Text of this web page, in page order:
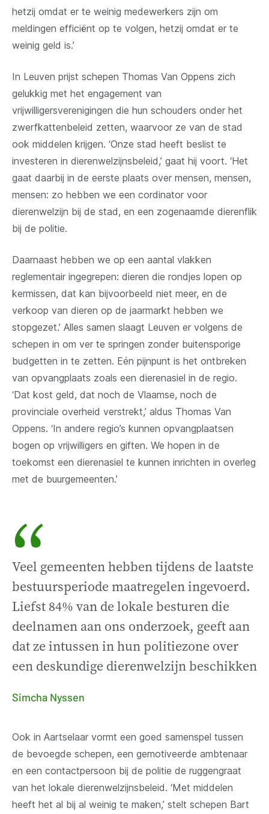
hetzij omdat er te weinig medewerkers zijn om
meldingen efficiënt op te volgen, hetzij omdat er te
weinig geld is.’
In Leuven prijst schepen Thomas Van Oppens zich
gelukkig met het engagement van
vrijwilligersverenigingen die hun schouders onder het
zwerfkattenbeleid zetten, waarvoor ze van de stad
ook middelen krijgen. ‘Onze stad heeft beslist te
investeren in dierenwelzijnsbeleid,’ gaat hij voort. ‘Het
gaat daarbij in de eerste plaats over mensen, mensen,
mensen: zo hebben we een cordinator voor
dierenwelzijn bij de stad, en een zogenaamde dierenflik
bij de politie.
Daarnaast hebben we op een aantal vlakken
reglementair ingegrepen: dieren die rondjes lopen op
kermissen, dat kan bijvoorbeeld niet meer, en de
verkoop van dieren op de jaarmarkt hebben we
stopgezet.’ Alles samen slaagt Leuven er volgens de
schepen in om ver te springen zonder buitensporige
budgetten in te zetten. Eén pijnpunt is het ontbreken
van opvangplaats zoals een dierenasiel in de regio.
‘Dat kost geld, dat noch de Vlaamse, noch de
provinciale overheid verstrekt,’ aldus Thomas Van
Oppens. ‘In andere regio’s kunnen opvangplaatsen
bogen op vrijwilligers en giften. We hopen in de
toekomst een dierenasiel te kunnen inrichten in overleg
met de buurgemeenten.’
“
Veel gemeenten hebben tijdens de laatste
bestuursperiode maatregelen ingevoerd.
Liefst 84% van de lokale besturen die
deelnamen aan ons onderzoek, geeft aan
dat ze intussen in hun politiezone over
een deskundige dierenwelzijn beschikken
Simcha Nyssen
Ook in Aartselaar vormt een goed samenspel tussen
de bevoegde schepen, een gemotiveerde ambtenaar
en een contactpersoon bij de politie de ruggengraat
van het lokale dierenwelzijnsbeleid. ‘Met middelen
heeft het al bij al weinig te maken,’ stelt schepen Bart